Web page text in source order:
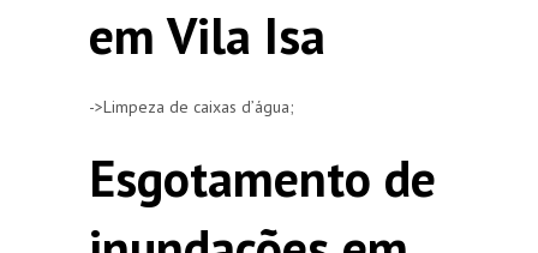
em Vila Isa
->Limpeza de caixas d’água;
Esgotamento de